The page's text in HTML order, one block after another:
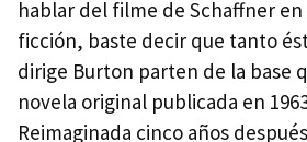
hablar del filme de Schaffner
ficción, baste decir que tanto
dirige Burton parten de la base
novela original publicada en
Reimaginada cinco años